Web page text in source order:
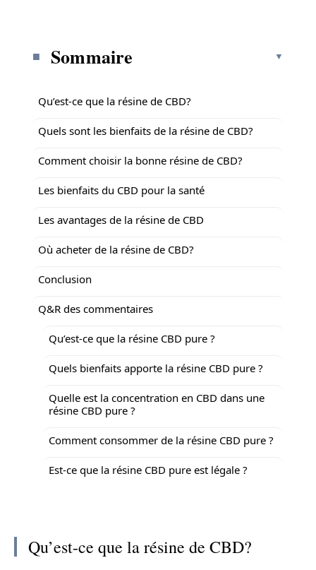
Sommaire
Qu’est-ce que la résine de CBD?
Quels sont les bienfaits de la résine de CBD?
Comment choisir la bonne résine de CBD?
Les bienfaits du CBD pour la santé
Les avantages de la résine de CBD
Où acheter de la résine de CBD?
Conclusion
Q&R des commentaires
Qu’est-ce que la résine CBD pure ?
Quels bienfaits apporte la résine CBD pure ?
Quelle est la concentration en CBD dans une
résine CBD pure ?
Comment consommer de la résine CBD pure ?
Est-ce que la résine CBD pure est légale ?
Qu’est-ce que la résine de CBD?